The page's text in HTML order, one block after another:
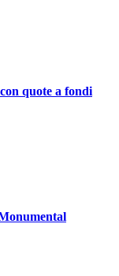
quote a fondi